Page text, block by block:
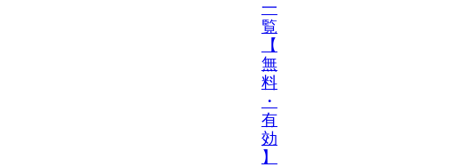
一
覧
【
無
料
・
有
効
】